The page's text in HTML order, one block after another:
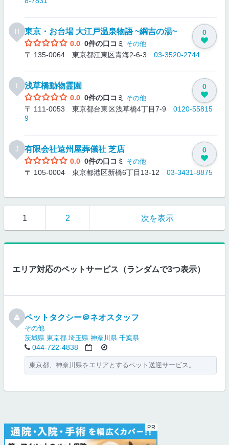
H 東京・お台場 大江戸温泉物語 ~綱吉の湯~
0.0 0件の口コミ その他
〒 135-0064 東京都江東区青海2-6-3 03-3520-2744
0
浅草橋動物霊園
0.0 0件の口コミ その他
〒 111-0053 東京都台東区浅草橋4丁目7-9 0120-55815
9
0
J 有限会社遠州屋葬儀社 芝店
0.0 0件の口コミ その他
〒 105-0004 東京都港区新橋6丁目13-12 03-3431-8875
0
1 2 次を表示
エリア対応のペットサービス（ランダムで3つ表示）
ペットタクシー＠ネオスタッフ
その他
茨城県 東京都 埼玉県 神奈川県 千葉県
044-722-4838
東京都、神奈川県をエリアとするペット送迎サービス。